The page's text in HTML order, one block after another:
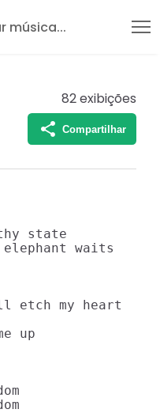
música...
82exibições
Compartilhar
state
waits
etch my heart
up